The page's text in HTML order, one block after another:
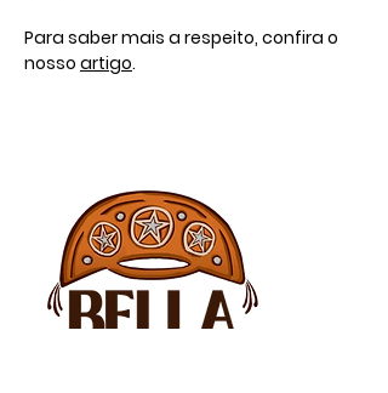
Para saber mais a respeito, confira o
nosso artigo.